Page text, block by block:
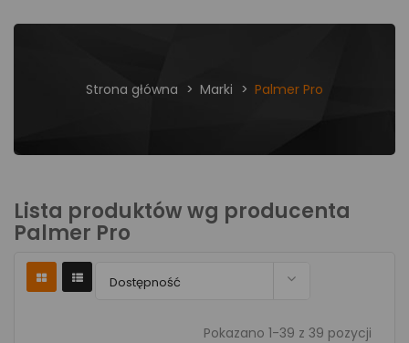
Strona główna Marki Palmer Pro
Lista produktów wg producenta
Palmer Pro
Dostępność 
Pokazano 1-39 z 39 pozycji